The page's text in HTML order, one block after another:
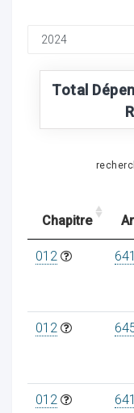
Total
Chapitre
012
012
012